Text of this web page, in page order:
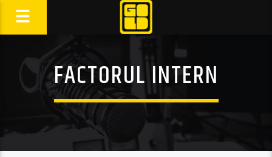
FACTORUL INTERN